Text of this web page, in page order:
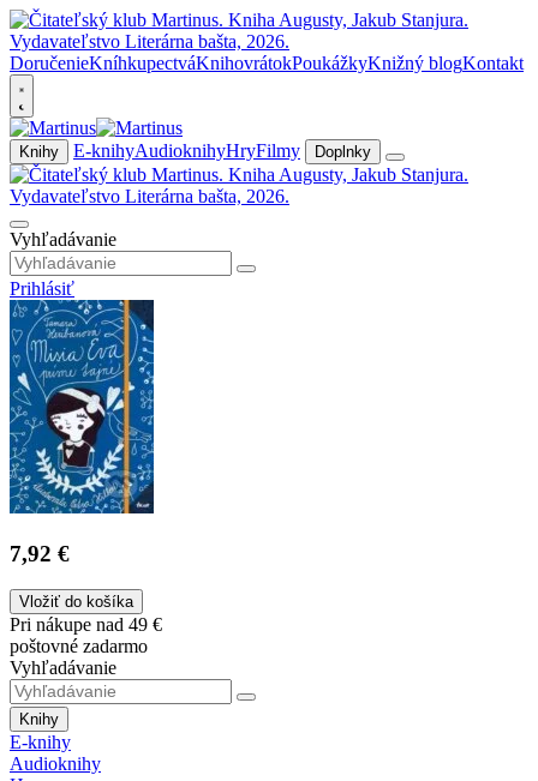
DoručenieKníhkupectváKnihovrátokPoukážkyKnižný blogKontakt
Knihy E-knihyAudioknihyHryFilmy Doplnky
Vyhľadávanie
Prihlásiť
7,92 €
Vložiť do košíka
Pri nákupe nad 49 €
poštovné zadarmo
Vyhľadávanie
Knihy
E-knihy
Audioknihy